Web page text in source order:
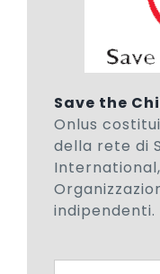
Save the
Onlus
della rete di
indipendenti.